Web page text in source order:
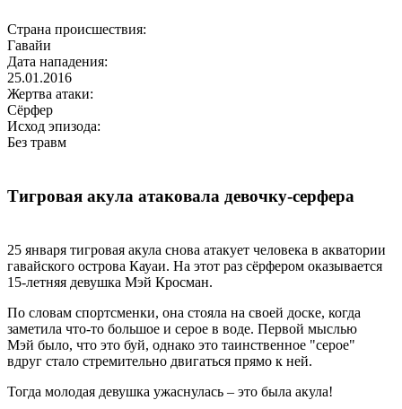
Страна происшествия:
Гавайи
Дата нападения:
25.01.2016
Жертва атаки:
Сёрфер
Исход эпизода:
Без травм
Тигровая акула атаковала девочку-серфера
25 января тигровая акула снова атакует человека в акватории
гавайского острова Кауаи. На этот раз сёрфером оказывается
15-летняя девушка Мэй Кросман.
По словам спортсменки, она стояла на своей доске, когда
заметила что-то большое и серое в воде. Первой мыслью
Мэй было, что это буй, однако это таинственное "серое"
вдруг стало стремительно двигаться прямо к ней.
Тогда молодая девушка ужаснулась – это была акула!